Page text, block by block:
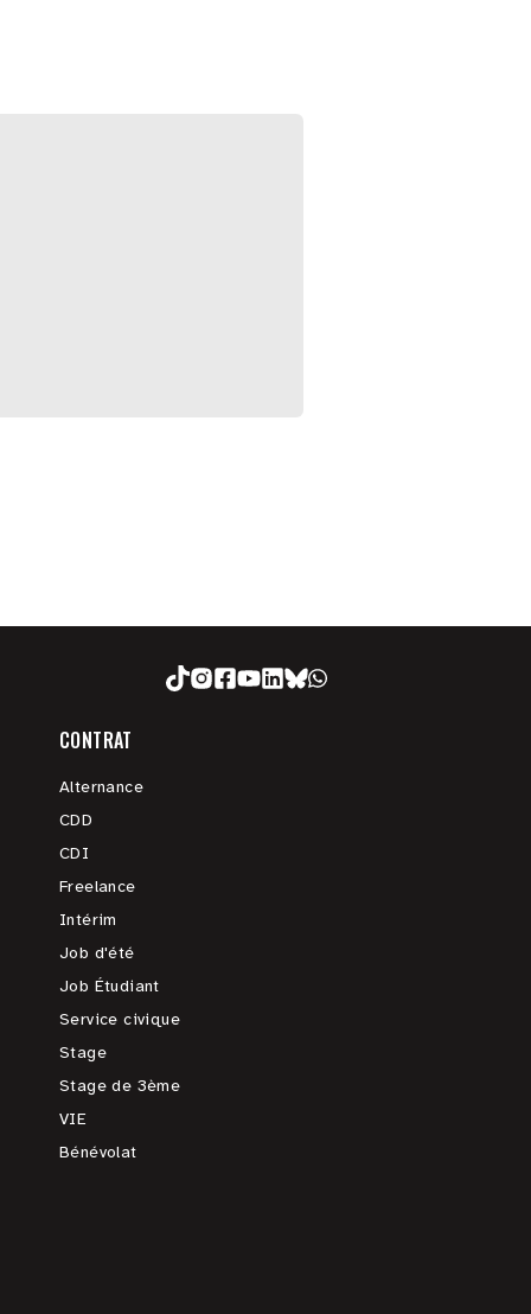
CONTRAT
Alternance
CDD
CDI
Freelance
Intérim
Job d'été
Job Étudiant
Service civique
Stage
Stage de 3ème
VIE
Bénévolat